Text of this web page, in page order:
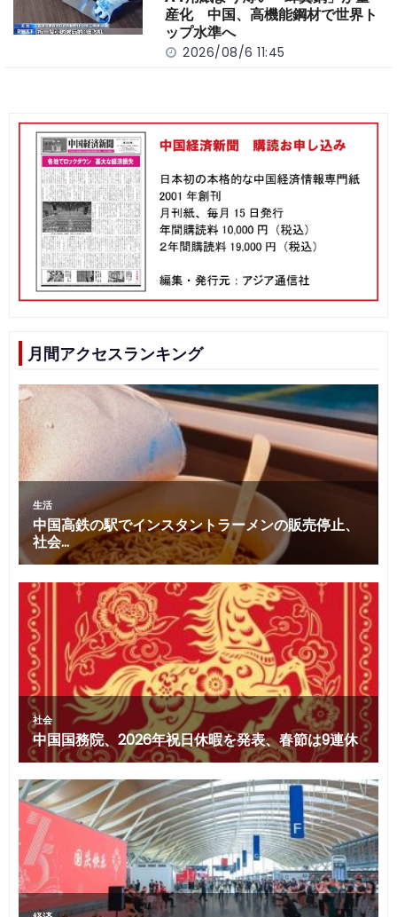
産化 中国、高機能鋼材で世界ト
ップ水準へ
2026/08/6 11:45
月間アクセスランキング